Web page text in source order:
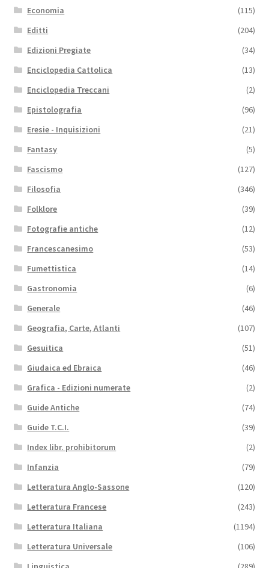
Economia
(115)
Editti
(204)
Edizioni Pregiate
(34)
Enciclopedia Cattolica
(13)
Enciclopedia Treccani
(2)
Epistolografia
(96)
Eresie - Inquisizioni
(21)
Fantasy
(5)
Fascismo
(127)
Filosofia
(346)
Folklore
(39)
Fotografie antiche
(12)
Francescanesimo
(53)
Fumettistica
(14)
Gastronomia
(6)
Generale
(46)
Geografia, Carte, Atlanti
(107)
Gesuitica
(51)
Giudaica ed Ebraica
(46)
Grafica - Edizioni numerate
(2)
Guide Antiche
(74)
Guide T.C.I.
(39)
Index libr. prohibitorum
(2)
Infanzia
(79)
Letteratura Anglo-Sassone
(120)
Letteratura Francese
(243)
Letteratura Italiana
(1194)
Letteratura Universale
(106)